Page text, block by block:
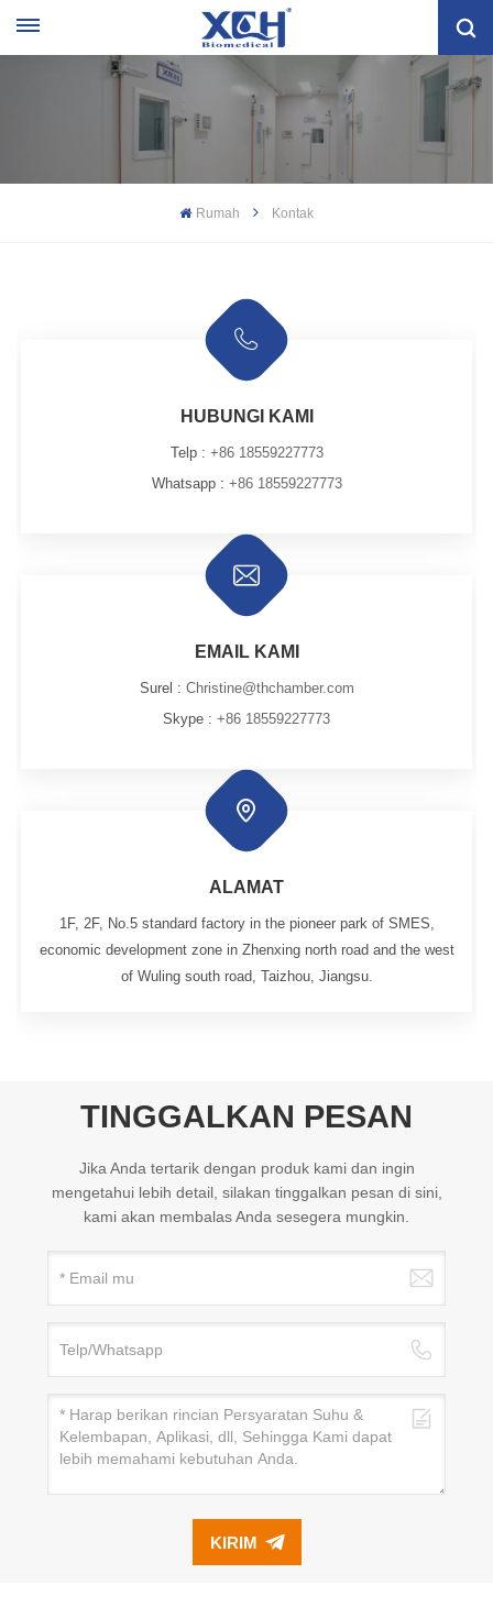
Rumah Kontak
HUBUNGI KAMI
Telp : +86 18559227773
Whatsapp : +86 18559227773
EMAIL KAMI
Surel : Christine@thchamber.com
Skype : +86 18559227773
ALAMAT
1F, 2F, No.5 standard factory in the pioneer park of SMES,
economic development zone in Zhenxing north road and the west
of Wuling south road, Taizhou, Jiangsu.
TINGGALKAN PESAN
Jika Anda tertarik dengan produk kami dan ingin
mengetahui lebih detail, silakan tinggalkan pesan di sini,
kami akan membalas Anda sesegera mungkin.
KIRIM